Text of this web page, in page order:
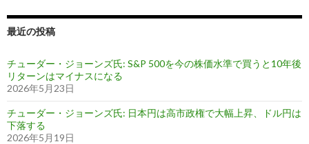
最近の投稿
チューダー・ジョーンズ氏: S&P 500を今の株価水準で買うと10年後
リターンはマイナスになる
2026年5月23日
チューダー・ジョーンズ氏: 日本円は高市政権で大幅上昇、ドル円は
下落する
2026年5月19日